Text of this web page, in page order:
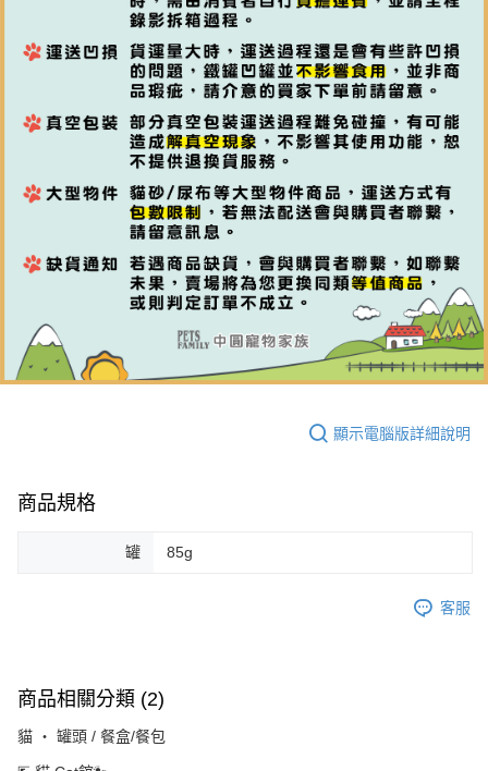
顯示電腦版詳細說明
商品規格
罐 85g
客服
商品相關分類 (2)
貓 ‧ 罐頭 / 餐盒/餐包